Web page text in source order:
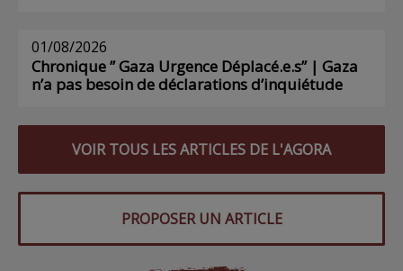
01/08/2026
Chronique ” Gaza Urgence Déplacé.e.s” | Gaza
n’a pas besoin de déclarations d’inquiétude
VOIR TOUS LES ARTICLES DE L'AGORA
PROPOSER UN ARTICLE